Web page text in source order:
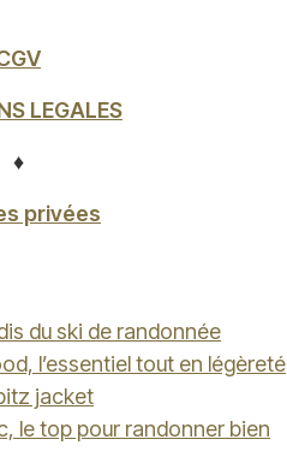
LEGALES
♦
privées
du ski de randonnée
l’essentiel tout en légèreté
jacket
le top pour randonner bien